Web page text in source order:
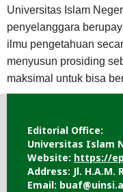
Universitas Islam
penyelanggara
ilmu pengetahuan
menyusun prosiding
maksimal untuk bisa
Editorial Office:
Universitas Islam
Website: https://
Address: Jl.
Email: